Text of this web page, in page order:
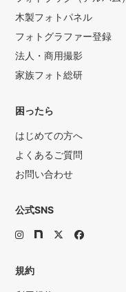
木製フォトパネル
フォトグラファー登録
法人・商用撮影
家族フォト総研
困ったら
はじめての方へ
よくあるご質問
お問い合わせ
公式SNS
規約